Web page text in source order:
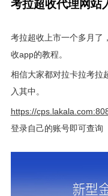
考拉超收代理网站
考拉超收上市一个多月了
收app的教程。
相信大家都对拉卡拉考拉
入其中。
https://
登录自己的账号即可查询